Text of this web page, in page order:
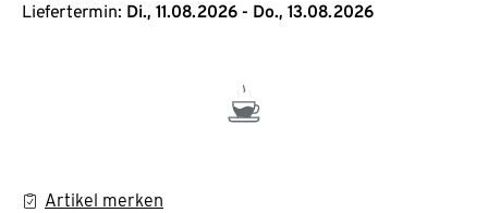
Liefertermin: Di., 11.08.2026 - Do., 13.08.2026
Artikel merken